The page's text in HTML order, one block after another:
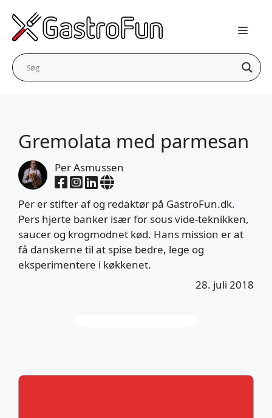
indhold
Gremolata med parmesan
Per Asmussen
Per er stifter af og redaktør på GastroFun.dk.
Pers hjerte banker især for sous vide-teknikken,
saucer og krogmodnet kød. Hans mission er at
få danskerne til at spise bedre, lege og
eksperimentere i køkkenet.
28. juli 2018